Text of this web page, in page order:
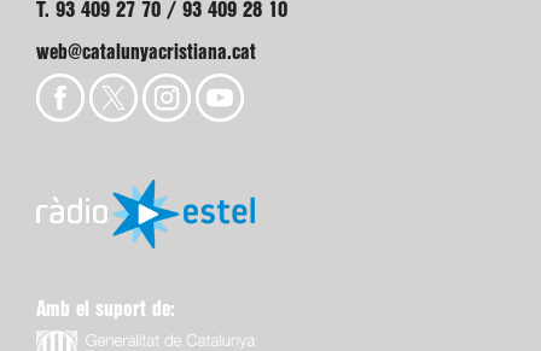
T. 93 409 27 70 / 93 409 28 10
web@catalunyacristiana.cat
Amb el suport de: